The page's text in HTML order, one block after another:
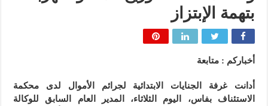
بتهمة الإبتزاز
أخباركم : متابعة
أدانت غرفة الجنايات الابتدائية لجرائم الأموال لدى محكمة
الاستئناف بفاس، اليوم الثلاثاء، المدير العام السابق للوكالة